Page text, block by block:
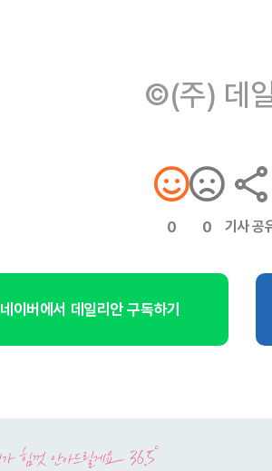
©(주) 데
0 0 기사 공
네이버에서 데일리안 구독하기